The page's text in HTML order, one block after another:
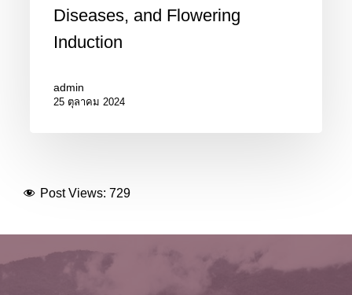
Diseases, and Flowering
Induction
admin
25 ตุลาคม 2024
Post Views: 729